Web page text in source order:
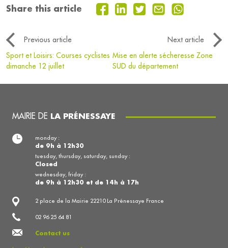
Share this article
Previous article
Next article
Sport et Loisirs: Courses cyclistes
dimanche 12 juillet
Mise en alerte sécheresse Zone
SUD du département
MAIRIE DE LA PRÉNESSAYE
2 place de la Mairie 22210 La Prénessaye France
02 96 25 64 81
Contact us
monday :
de 9h à 12h30
tuesday, thursday, saturday, sunday :
Closed
wednesday, friday :
de 9h à 12h30 et de 14h à 17h